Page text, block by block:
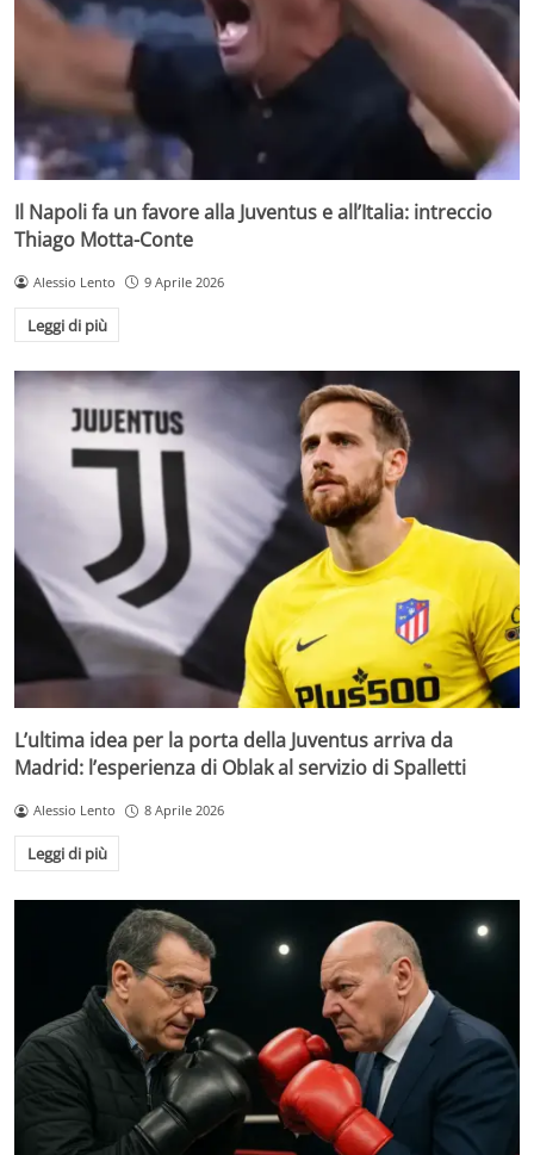
Il Napoli fa un favore alla Juventus e all’Italia: intreccio
Thiago Motta-Conte
Alessio Lento 9 Aprile 2026
Leggi di più
L’ultima idea per la porta della Juventus arriva da
Madrid: l’esperienza di Oblak al servizio di Spalletti
Alessio Lento 8 Aprile 2026
Leggi di più